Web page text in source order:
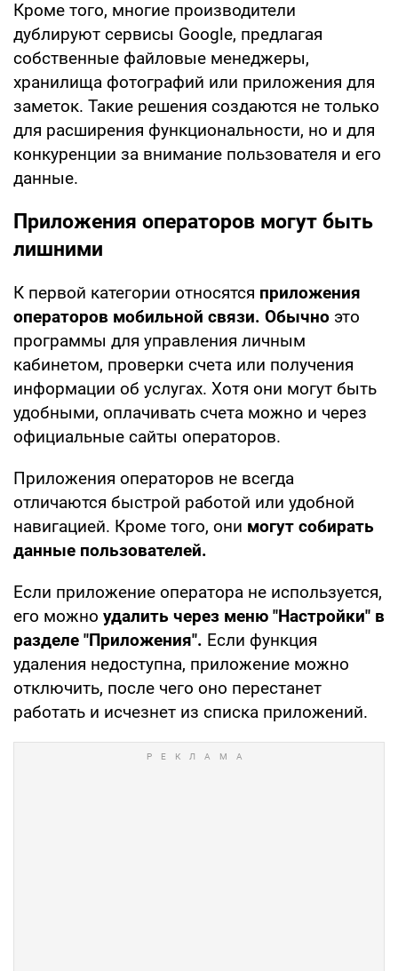
Кроме того, многие производители
дублируют сервисы Google, предлагая
собственные файловые менеджеры,
хранилища фотографий или приложения для
заметок. Такие решения создаются не только
для расширения функциональности, но и для
конкуренции за внимание пользователя и его
данные.
Приложения операторов могут быть
лишними
К первой категории относятся приложения
операторов мобильной связи. Обычно это
программы для управления личным
кабинетом, проверки счета или получения
информации об услугах. Хотя они могут быть
удобными, оплачивать счета можно и через
официальные сайты операторов.
Приложения операторов не всегда
отличаются быстрой работой или удобной
навигацией. Кроме того, они могут собирать
данные пользователей.
Если приложение оператора не используется,
его можно удалить через меню "Настройки" в
разделе "Приложения". Если функция
удаления недоступна, приложение можно
отключить, после чего оно перестанет
работать и исчезнет из списка приложений.